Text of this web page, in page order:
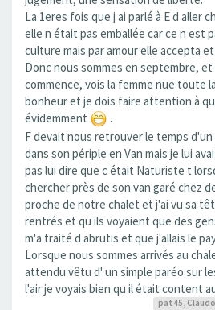
La 1eres fois que j ai parlé à E d aller
elle n était pas emballée car ce n est
culture mais par amour elle accepta
Donc nous sommes en septembre,
commence, vois la femme nue toute
bonheur et je dois faire attention à
évidemment
.
F devait nous retrouver le temps
dans son périple en Van mais je lui
pas lui dire que c était Naturiste t
chercher près de son van garé chez
proche de notre chalet et j'ai vu sa
rentrés et qu ils voyaient que des
m'a traité d abrutis et que j'allais le
Lorsque nous sommes arrivés au
attendu vêtu d' un simple paréo sur
l'air je voyais bien qu il était content
pat45,